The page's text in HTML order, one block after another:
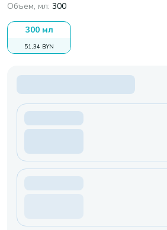
Объем, мл: 300
300 мл
51,34 BYN